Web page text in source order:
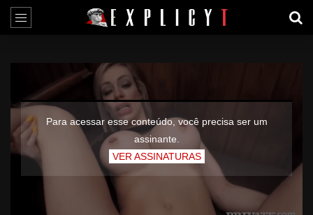
Para acessar esse conteúdo, você precisa ser um
assinante.
VER ASSINATURAS